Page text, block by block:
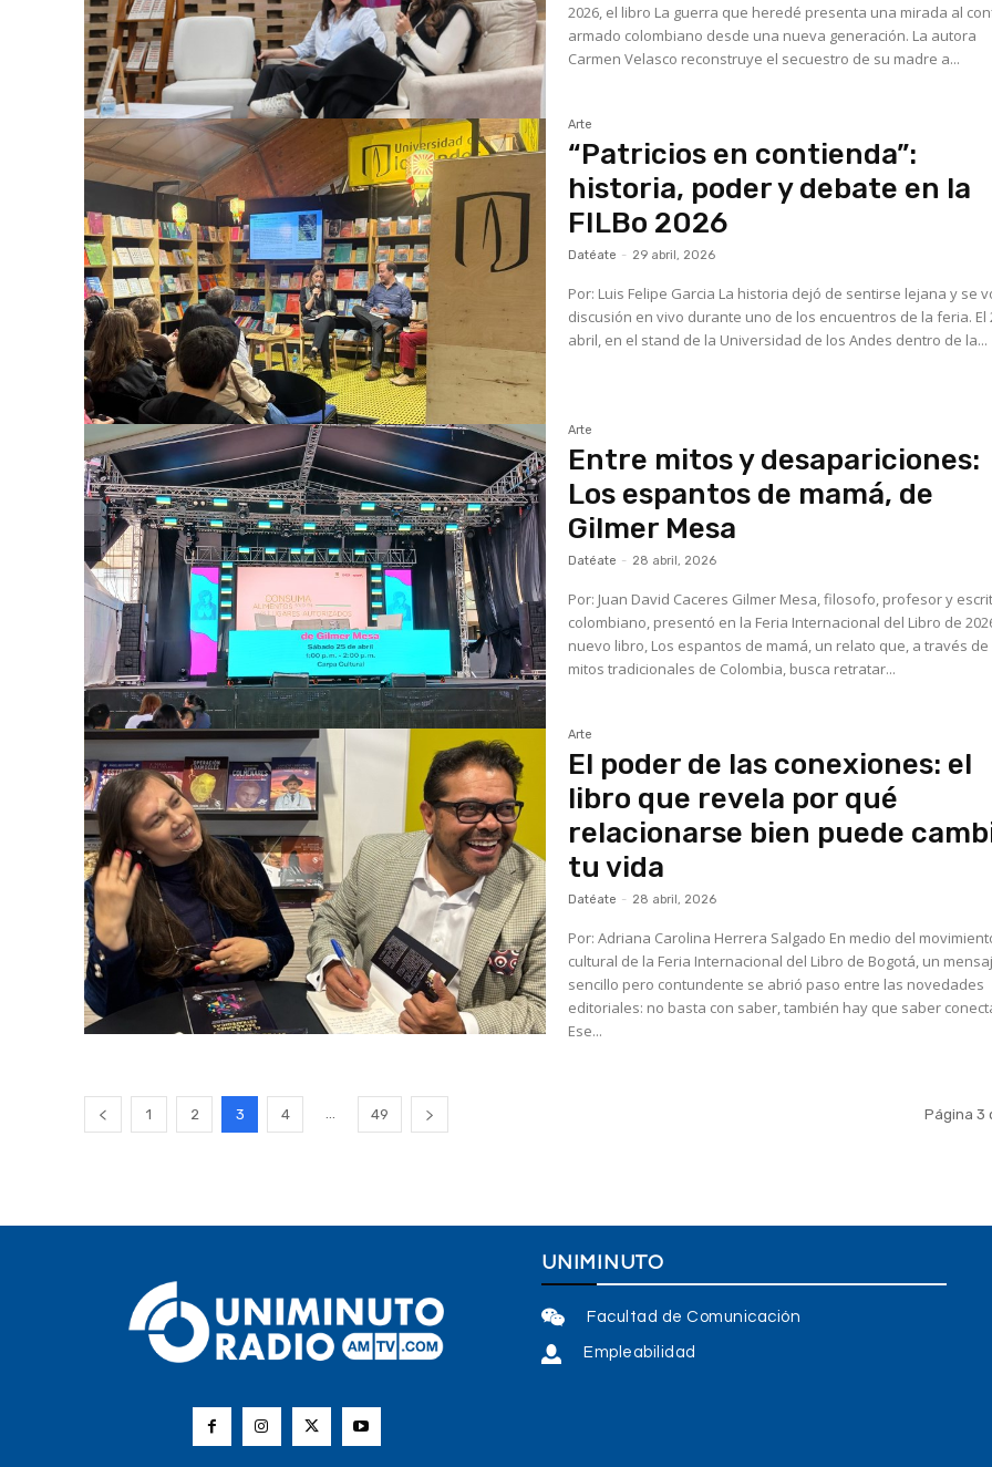
2026, el libro La guerra que heredé presenta una mirada al
armado colombiano desde una nueva generación. La autora
Carmen Velasco reconstruye el secuestro de su madre a...
Arte
“Patricios en contienda”:
historia, poder y debate en la
FILBo 2026
Datéate - 29 abril, 2026
Por: Luis Felipe Garcia La historia dejó de sentirse lejana y se volvió
discusión en vivo durante uno de los encuentros de la feria. El 25 de
abril, en el stand de la Universidad de los Andes dentro de la...
Arte
Entre mitos y desapariciones:
Los espantos de mamá, de
Gilmer Mesa
Datéate - 28 abril, 2026
Por: Juan David Caceres Gilmer Mesa, filosofo, profesor y escritor
colombiano, presentó en la Feria Internacional del Libro de
nuevo libro, Los espantos de mamá, un relato que, a través de
mitos tradicionales de Colombia, busca retratar...
Arte
El poder de las conexiones: el
libro que revela por qué
relacionarse bien puede
tu vida
Datéate - 28 abril, 2026
Por: Adriana Carolina Herrera Salgado En medio del movimiento
cultural de la Feria Internacional del Libro de Bogotá, un
sencillo pero contundente se abrió paso entre las novedades
editoriales: no basta con saber, también hay que saber
Ese...
1 2 3 4 ... 49 Página 3
UNIMINUTO
Facultad de Comunicación
Empleabilidad